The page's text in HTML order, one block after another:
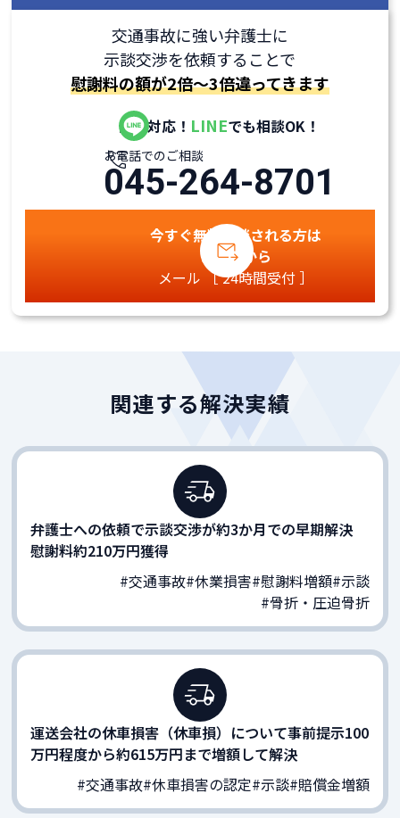
交通事故に強い弁護士に
示談交渉を依頼することで
慰謝料の額が2倍～3倍違ってきます
全国対応！ LINEでも相談OK！
お電話でのご相談
045-264-8701
今すぐ無料相談される方は
こちらから
メール ［ 24時間受付 ］
関連する解決実績
弁護士への依頼で示談交渉が約3か月での早期解決
慰謝料約210万円獲得
#交通事故#休業損害#慰謝料増額#示談
#骨折・圧迫骨折
運送会社の休車損害（休車損）について事前提示100
万円程度から約615万円まで増額して解決
#交通事故#休車損害の認定#示談#賠償金増額